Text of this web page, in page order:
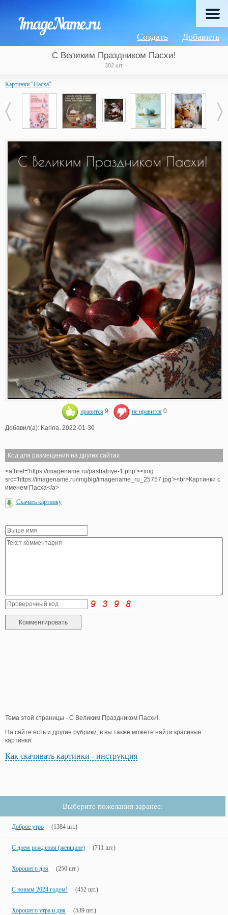
Добавить
Создать
С Великим Праздником Пасхи!
302 шт.
Картинки "Пасха"
нравится 9 не нравится 0
Добавил(а): Karina. 2022-01-30
Код для размещения на других сайтах
<a href='https://imagename.ru/pashalnye-1.php'><img
src='https://imagename.ru/imgbig/imagename_ru_25757.jpg'><br>Картинки с
именем Пасха</a>
Скачать картинку
Тема этой страницы - С Великим Праздником Пасхи!.
На сайте есть и другие рубрики, в вы также можете найти красивые
картинки.
Как скачивать картинки - инструкция
Выберите пожелания заранее:
Доброе утро (1384 шт.)
С днем рождения (женщине) (711 шт.)
Хорошего дня (250 шт.)
С новым 2024 годом! (452 шт.)
Хорошего утра и дня (539 шт.)